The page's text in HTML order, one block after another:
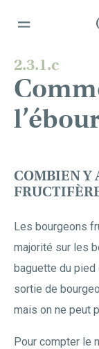
2.3.1.c
COMBIEN Y
Les bourgeons
majorité sur les
baguette du pied
sortie de
mais on ne peut
Pour compter le